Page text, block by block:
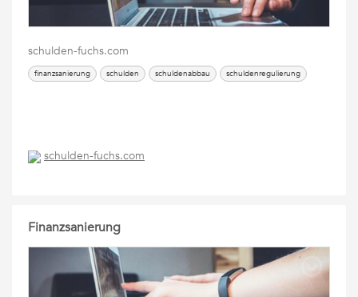
schulden-fuchs.com
finanzsanierung schulden schuldenabbau schuldenregulierung
schulden-fuchs.com
Finanzsanierung